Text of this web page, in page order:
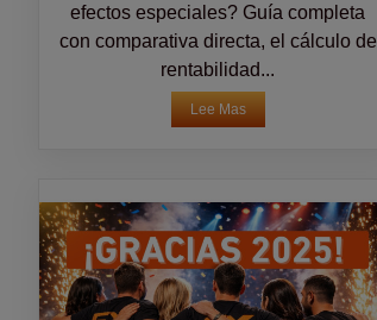
efectos especiales? Guía completa
con comparativa directa, el cálculo de
rentabilidad...
Lee Mas